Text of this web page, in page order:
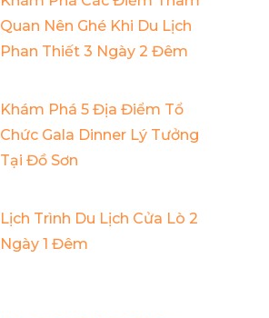
Quan Nên Ghé Khi Du Lịch
Phan Thiết 3 Ngày 2 Đêm
Khám Phá 5 Địa Điểm Tổ
Chức Gala Dinner Lý Tưởng
Tại Đồ Sơn
Lịch Trình Du Lịch Cửa Lò 2
Ngày 1 Đêm